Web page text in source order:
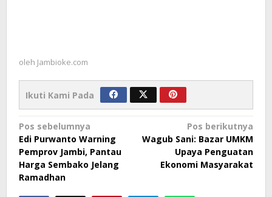
oleh Jambioke.com
Ikuti Kami Pada
Navigasi
pos
Pos sebelumnya
Edi Purwanto Warning
Pemprov Jambi, Pantau
Harga Sembako Jelang
Ramadhan
Pos berikutnya
Wagub Sani: Bazar UMKM
Upaya Penguatan
Ekonomi Masyarakat